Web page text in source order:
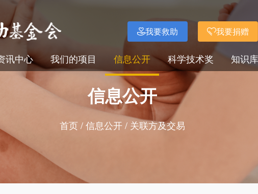
我要救助 我要捐赠
讯中心 我们的项目 信息公开 科学技术奖 知识库
信息公开
首页/信息公开/ 关联方及交易